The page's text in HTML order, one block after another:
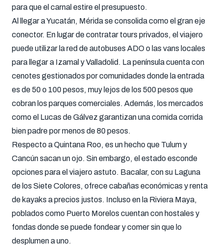
para que el carnal estire el presupuesto.
Al llegar a Yucatán, Mérida se consolida como el gran eje
conector. En lugar de contratar tours privados, el viajero
puede utilizar la red de autobuses ADO o las vans locales
para llegar a Izamal y Valladolid. La península cuenta con
cenotes gestionados por comunidades donde la entrada
es de 50 o 100 pesos, muy lejos de los 500 pesos que
cobran los parques comerciales. Además, los mercados
como el Lucas de Gálvez garantizan una comida corrida
bien padre por menos de 80 pesos.
Respecto a Quintana Roo, es un hecho que Tulum y
Cancún sacan un ojo. Sin embargo, el estado esconde
opciones para el viajero astuto. Bacalar, con su Laguna
de los Siete Colores, ofrece cabañas económicas y renta
de kayaks a precios justos. Incluso en la Riviera Maya,
poblados como Puerto Morelos cuentan con hostales y
fondas donde se puede fondear y comer sin que lo
desplumen a uno.